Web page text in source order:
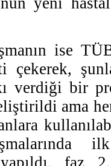
ise
çekerek,
verdiği bir
ama
faz